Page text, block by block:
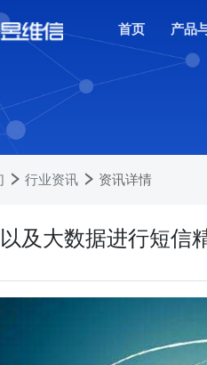
首页 产品
行业资讯 资讯详情
及大数据进行短信